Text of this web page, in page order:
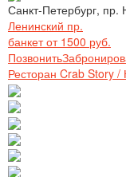
Санкт-Петербург,
Ленинский пр.
банкет от 1500 руб.
Позвонить
Ресторан Crab Story /